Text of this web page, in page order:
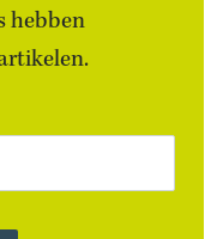
hebben